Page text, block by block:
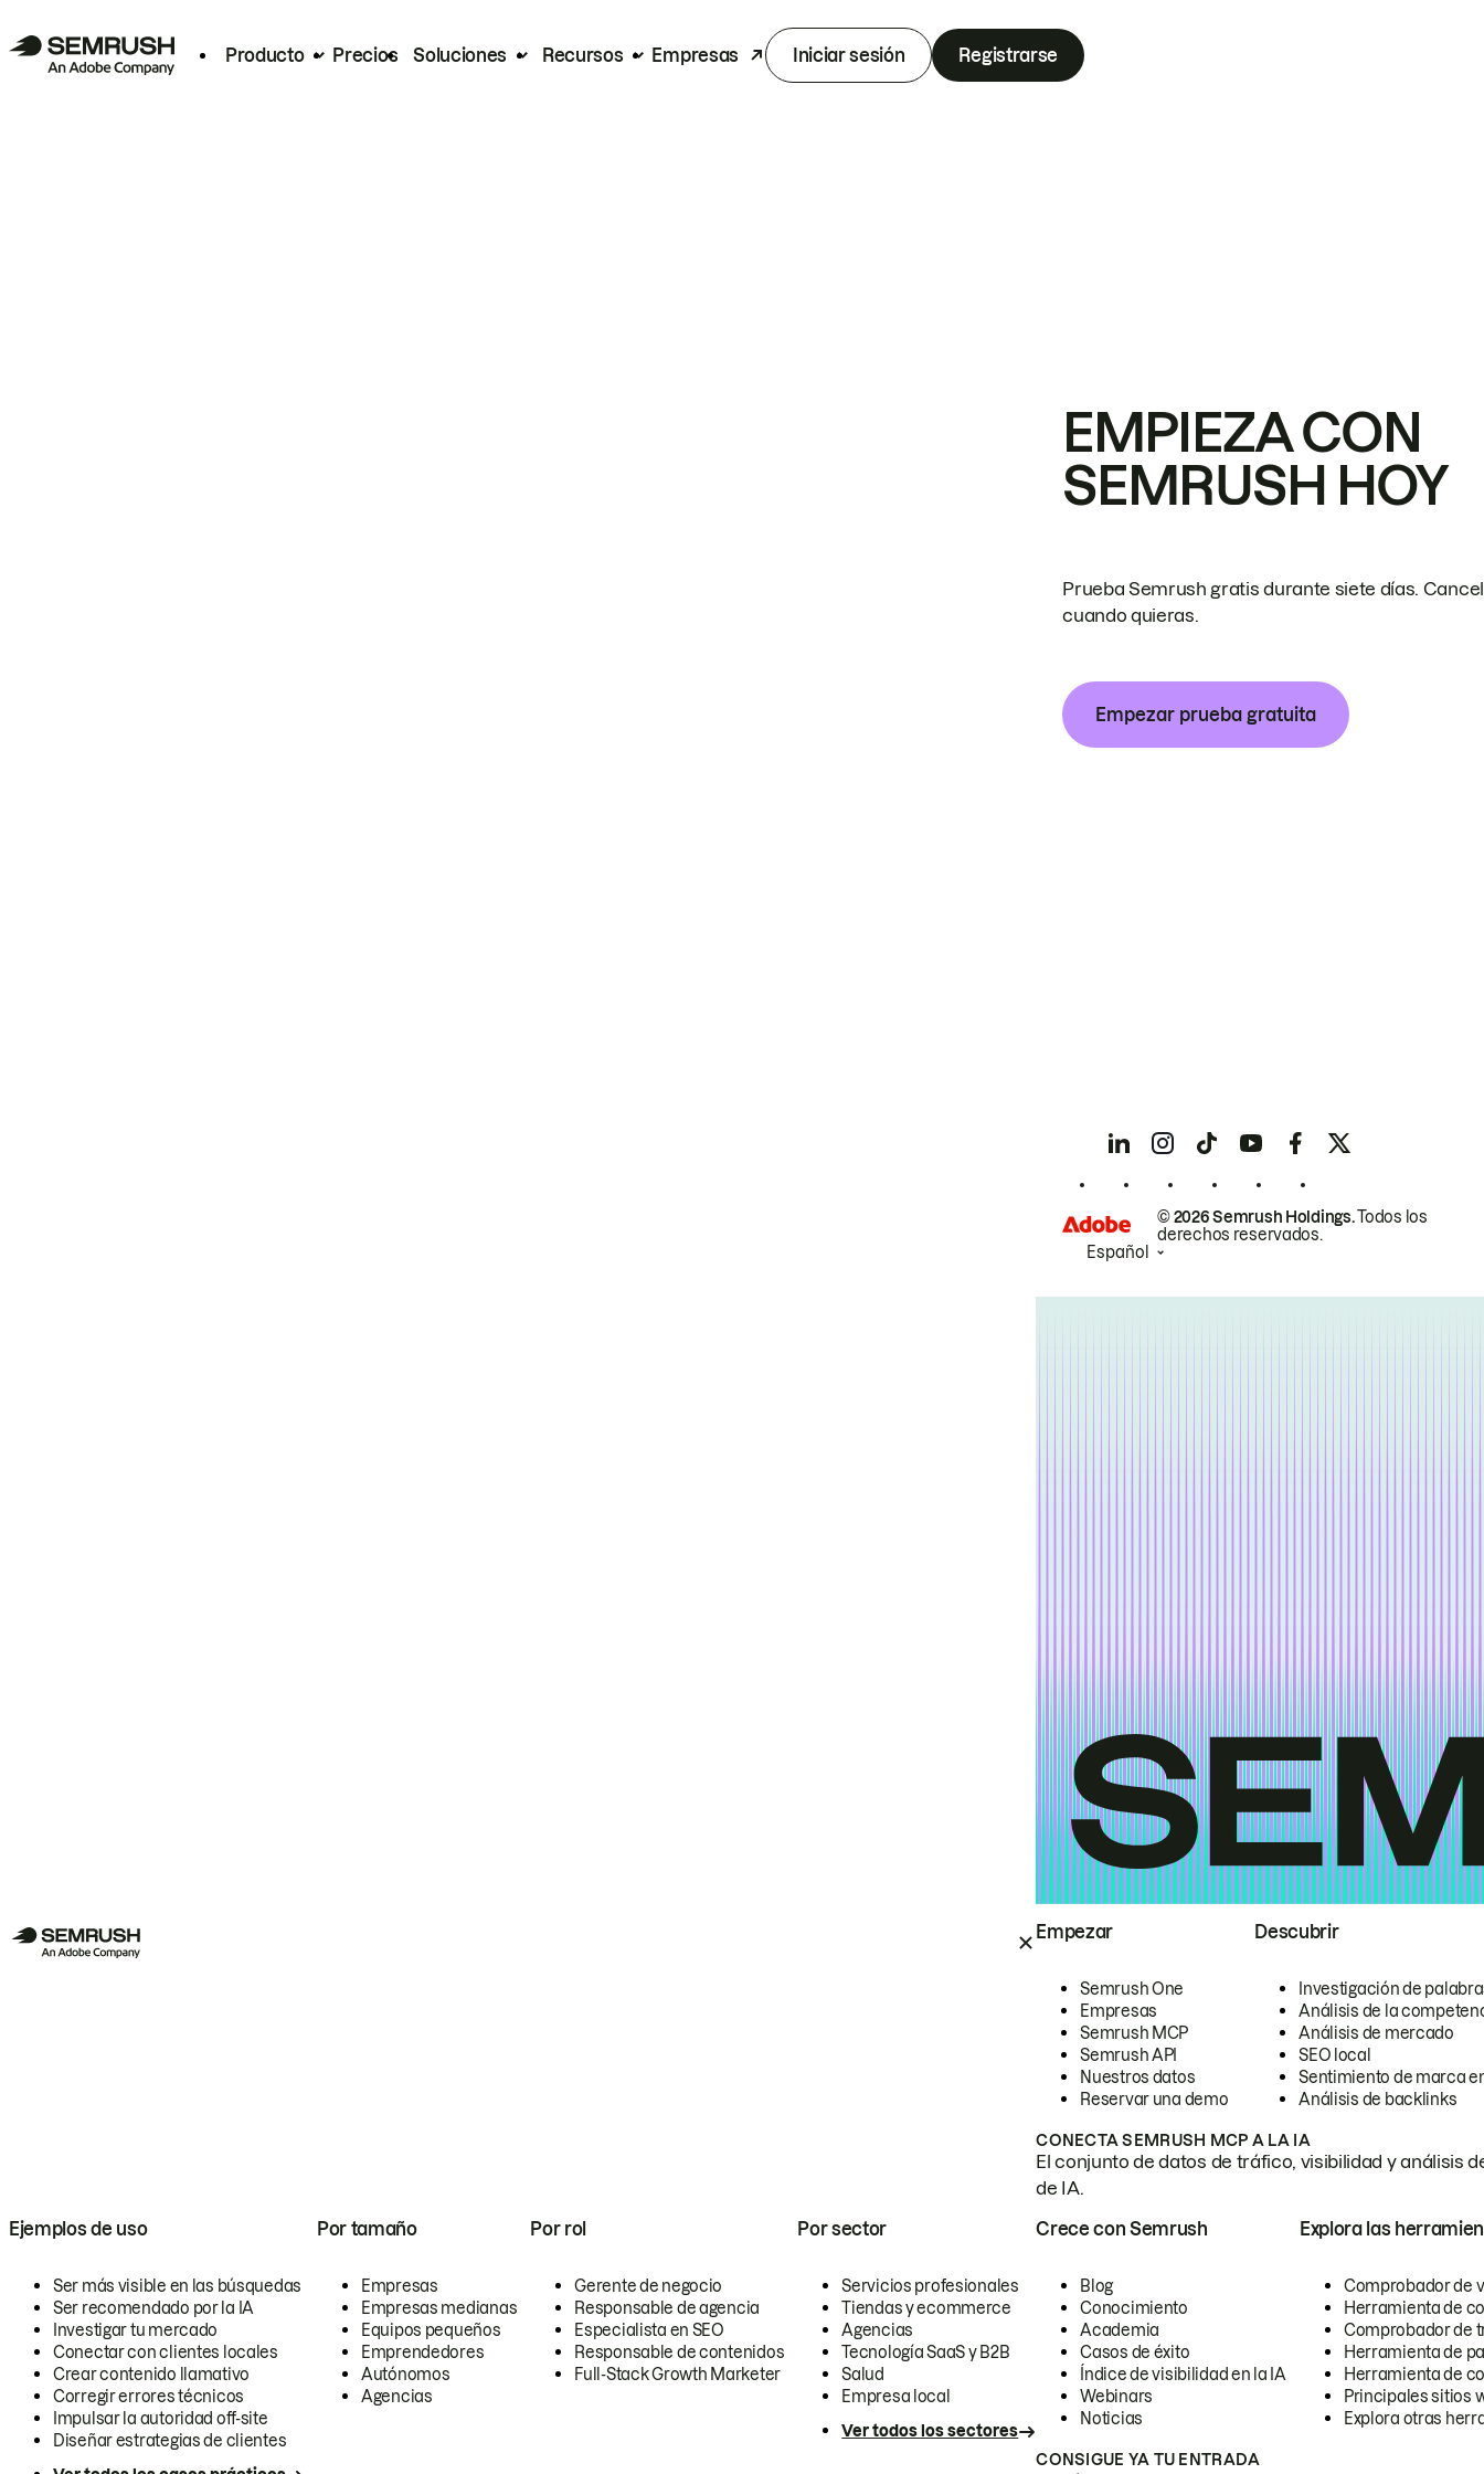
Producto Precios Soluciones Recursos Empresas Iniciar sesión Registrarse
Empezar
Semrush One
Empresas
Semrush MCP
Semrush API
Nuestros datos
Reservar una demo
Descubrir
Investigación de
Análisis de la
Análisis de mercado
SEO local
Sentimiento de marca
Análisis de backlinks
CONECTA SEMRUSH MCP A LA IA
El conjunto de datos de tráfico, visibilidad y análisis
de IA.
Ejemplos de uso
Ser más visible en las búsquedas
Ser recomendado por la IA
Investigar tu mercado
Conectar con clientes locales
Crear contenido llamativo
Corregir errores técnicos
Impulsar la autoridad off-site
Diseñar estrategias de clientes
Por tamaño
Empresas
Empresas medianas
Equipos pequeños
Emprendedores
Autónomos
Agencias
Por rol
Gerente de negocio
Responsable de agencia
Especialista en SEO
Responsable de contenidos
Full-Stack Growth Marketer
Por sector
Servicios profesionales
Tiendas y ecommerce
Agencias
Tecnología SaaS y B2B
Salud
Empresa local
Ver todos los sectores
Crece con Semrush
Blog
Conocimiento
Academia
Casos de éxito
Índice de visibilidad en la IA
Webinars
Noticias
Explora las
Comprobador de
Herramienta de
Comprobador de
Herramienta de
Herramienta de
Principales sitios
Explora otras
CONSIGUE YA TU ENTRADA
EMPIEZA CON
SEMRUSH HOY
Prueba Semrush gratis durante siete días.
cuando quieras.
Empezar prueba gratuita
© 2026 Semrush Holdings.Todos los
derechos reservados.
Español